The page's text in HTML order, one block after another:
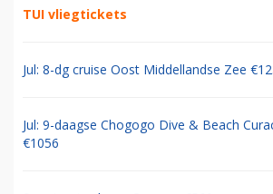
TUI vliegtickets
Jul: 8-dg cruise Oost Middellandse Zee
Jul: 9-daagse Chogogo Dive & Beach
€1056